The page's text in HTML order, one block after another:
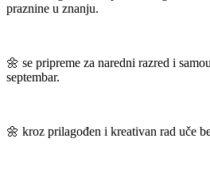
praznine u znanju.
🌼 se pripreme za naredni razred i
septembar.
🌼 kroz prilagođen i kreativan rad uče